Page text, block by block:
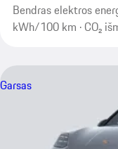
Bendras elektros
kWh/100 km · CO₂
Garsas